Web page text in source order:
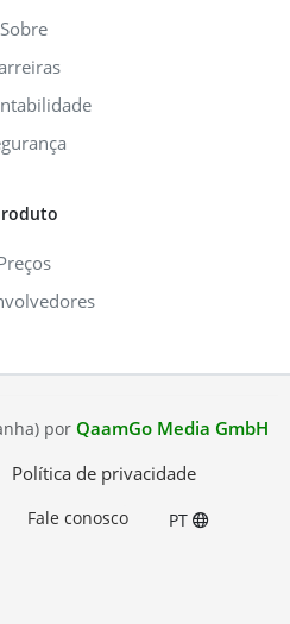
Sobre
por QaamGo Media GmbH
Política de privacidade
Fale conosco PT